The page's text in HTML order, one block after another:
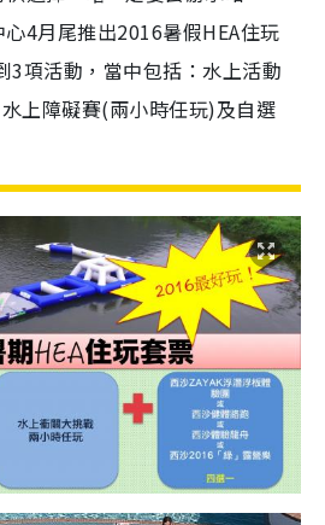
4月尾推出2016暑假HEA住玩
3項活動，當中包括：水上活動
上障礙賽(兩小時任玩)及自選